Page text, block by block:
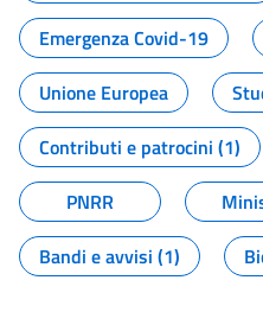
Emergenza Covid-19
Unione Europea
Contributi e patrocini (1)
PNRR
Bandi e avvisi (1)